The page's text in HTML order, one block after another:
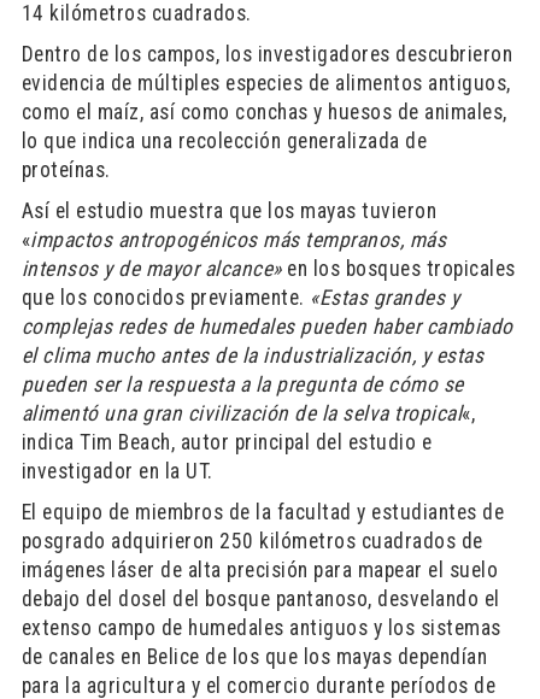
14 kilómetros cuadrados.
Dentro de los campos, los investigadores descubrieron
evidencia de múltiples especies de alimentos antiguos,
como el maíz, así como conchas y huesos de animales,
lo que indica una recolección generalizada de
proteínas.
Así el estudio muestra que los mayas tuvieron
«impactos antropogénicos más tempranos, más
intensos y de mayor alcance» en los bosques tropicales
que los conocidos previamente. «Estas grandes y
complejas redes de humedales pueden haber cambiado
el clima mucho antes de la industrialización, y estas
pueden ser la respuesta a la pregunta de cómo se
alimentó una gran civilización de la selva tropical«,
indica Tim Beach, autor principal del estudio e
investigador en la UT.
El equipo de miembros de la facultad y estudiantes de
posgrado adquirieron 250 kilómetros cuadrados de
imágenes láser de alta precisión para mapear el suelo
debajo del dosel del bosque pantanoso, desvelando el
extenso campo de humedales antiguos y los sistemas
de canales en Belice de los que los mayas dependían
para la agricultura y el comercio durante períodos de